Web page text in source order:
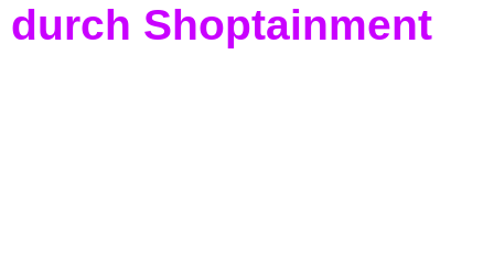
durch Shoptainment